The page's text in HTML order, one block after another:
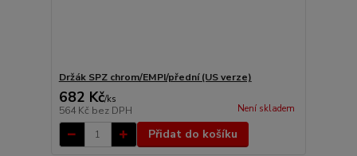
Držák SPZ chrom/EMPI/přední (US verze)
682 Kč/ks
564 Kč bez DPH Není skladem
Přidat do košíku